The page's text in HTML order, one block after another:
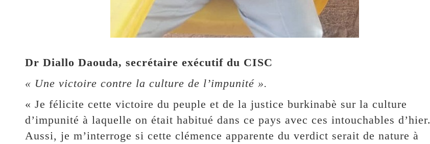
Dr Diallo Daouda, secrétaire exécutif du CISC
« Une victoire contre la culture de l’impunité ».
« Je félicite cette victoire du peuple et de la justice burkinabè sur la culture
d’impunité à laquelle on était habitué dans ce pays avec ces intouchables d’hier.
Aussi, je m’interroge si cette clémence apparente du verdict serait de nature à